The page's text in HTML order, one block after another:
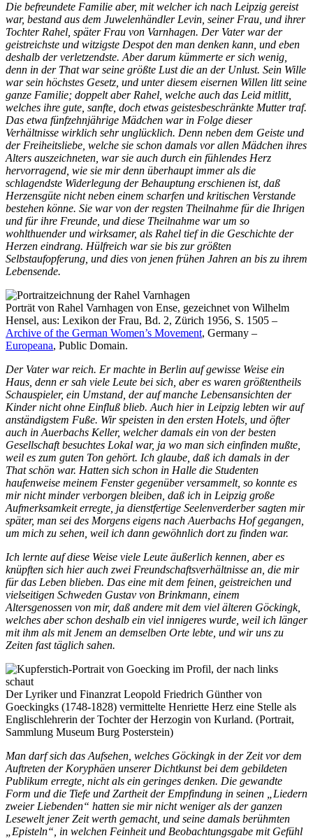
Die befreundete Familie aber, mit welcher ich nach Leipzig gereist
war, bestand aus dem Juwelenhändler Levin, seiner Frau, und ihrer
Tochter Rahel, später Frau von Varnhagen. Der Vater war der
geistreichste und witzigste Despot den man denken kann, und eben
deshalb der verletzendste. Aber darum kümmerte er sich wenig,
denn in der That war seine größte Lust die an der Unlust. Sein Wille
war sein höchstes Gesetz, und unter diesem eisernen Willen litt seine
ganze Familie; doppelt aber Rahel, welche auch das Leid mitlitt,
welches ihre gute, sanfte, doch etwas geistesbeschränkte Mutter traf.
Das etwa fünfzehnjährige Mädchen war in Folge dieser
Verhältnisse wirklich sehr unglücklich. Denn neben dem Geiste und
der Freiheitsliebe, welche sie schon damals vor allen Mädchen ihres
Alters auszeichneten, war sie auch durch ein fühlendes Herz
hervorragend, wie sie mir denn überhaupt immer als die
schlagendste Widerlegung der Behauptung erschienen ist, daß
Herzensgüte nicht neben einem scharfen und kritischen Verstande
bestehen könne. Sie war von der regsten Theilnahme für die Ihrigen
und für ihre Freunde, und diese Theilnahme war um so
wohlthuender und wirksamer, als Rahel tief in die Geschichte der
Herzen eindrang. Hülfreich war sie bis zur größten
Selbstaufopferung, und dies von jenen frühen Jahren an bis zu ihrem
Lebensende.
Porträt von Rahel Varnhagen von Ense, gezeichnet von Wilhelm
Hensel, aus: Lexikon der Frau, Bd. 2, Zürich 1956, S. 1505 –
Archive of the German Women’s Movement, Germany –
Europeana, Public Domain.
Der Vater war reich. Er machte in Berlin auf gewisse Weise ein
Haus, denn er sah viele Leute bei sich, aber es waren größtentheils
Schauspieler, ein Umstand, der auf manche Lebensansichten der
Kinder nicht ohne Einfluß blieb. Auch hier in Leipzig lebten wir auf
anständigstem Fuße. Wir speisten in den ersten Hotels, und öfter
auch in Auerbachs Keller, welcher damals ein von der besten
Gesellschaft besuchtes Lokal war, ja wo man sich einfinden mußte,
weil es zum guten Ton gehört. Ich glaube, daß ich damals in der
That schön war. Hatten sich schon in Halle die Studenten
haufenweise meinem Fenster gegenüber versammelt, so konnte es
mir nicht minder verborgen bleiben, daß ich in Leipzig große
Aufmerksamkeit erregte, ja dienstfertige Seelenverderber sagten mir
später, man sei des Morgens eigens nach Auerbachs Hof gegangen,
um mich zu sehen, weil ich dann gewöhnlich dort zu finden war.
Ich lernte auf diese Weise viele Leute äußerlich kennen, aber es
knüpften sich hier auch zwei Freundschaftsverhältnisse an, die mir
für das Leben blieben. Das eine mit dem feinen, geistreichen und
vielseitigen Schweden Gustav von Brinkmann, einem
Altersgenossen von mir, daß andere mit dem viel älteren Göckingk,
welches aber schon deshalb ein viel innigeres wurde, weil ich länger
mit ihm als mit Jenem an demselben Orte lebte, und wir uns zu
Zeiten fast täglich sahen.
Der Lyriker und Finanzrat Leopold Friedrich Günther von
Goeckingks (1748-1828) vermittelte Henriette Herz eine Stelle als
Englischlehrerin der Tochter der Herzogin von Kurland. (Portrait,
Sammlung Museum Burg Posterstein)
Man darf sich das Aufsehen, welches Göckingk in der Zeit vor dem
Auftreten der Koryphäen unserer Dichtkunst bei dem gebildeten
Publikum erregte, nicht als ein geringes denken. Die gewandte
Form und die Tiefe und Zartheit der Empfindung in seinen „Liedern
zweier Liebenden“ hatten sie mir nicht weniger als der ganzen
Lesewelt jener Zeit werth gemacht, und seine damals berühmten
„Episteln“, in welchen Feinheit und Beobachtungsgabe mit Gefühl